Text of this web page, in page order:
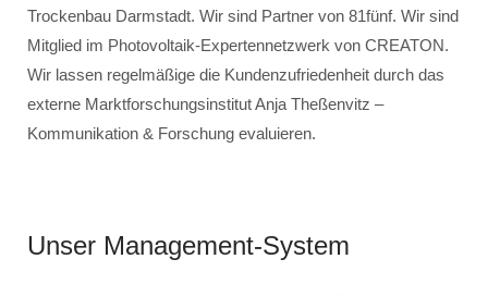
Trockenbau Darmstadt. Wir sind Partner von 81fünf. Wir sind
Mitglied im Photovoltaik-Expertennetzwerk von CREATON.
Wir lassen regelmäßige die Kundenzufriedenheit durch das
externe Marktforschungsinstitut Anja Theßenvitz –
Kommunikation & Forschung evaluieren.
Unser Management-System